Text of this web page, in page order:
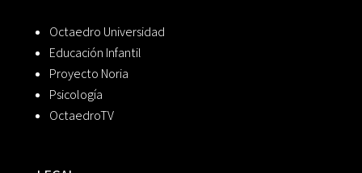
Octaedro Universidad
Educación Infantil
Proyecto Noria
Psicología
OctaedroTV